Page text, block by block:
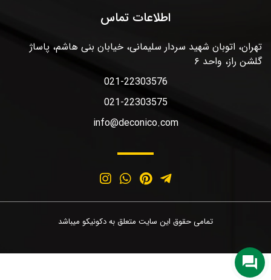
اطلاعات تماس
تهران، اتوبان شهید سردار سلیمانی، خیابان بنی هاشم، پاساژ
گلشن راز، واحد ۶
021-22303576
021-22303575
info@deconico.com
تمامی حقوق این سایت متعلق به دکونیکو میباشد